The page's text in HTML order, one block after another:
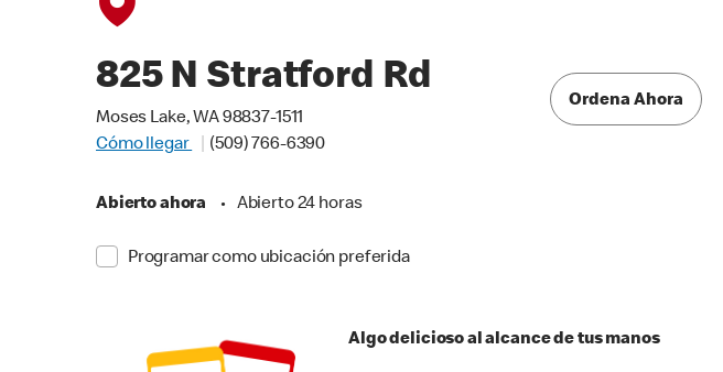
825 N Stratford Rd
Moses Lake, WA 98837-1511
Cómo llegar
(509) 766-6390
Abierto ahora • Abierto 24 horas
Programar como ubicación preferida
Ordena Ahora
Algo delicioso al alcance de tus manos